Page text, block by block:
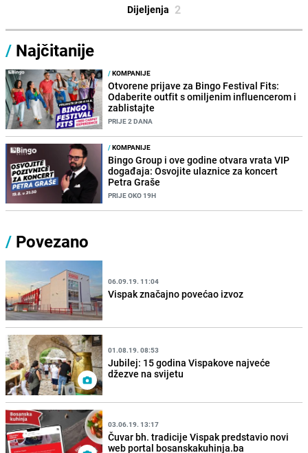
Dijeljenja 2
/ Najčitanije
/KOMPANIJE
Otvorene prijave za Bingo Festival Fits:
Odaberite outfit s omiljenim influencerom i
zablistajte
PRIJE 2 DANA
/KOMPANIJE
Bingo Group i ove godine otvara vrata VIP
događaja: Osvojite ulaznice za koncert
Petra Graše
PRIJE OKO 19H
/ Povezano
06.09.19. 11:04
Vispak značajno povećao izvoz
01.08.19. 08:53
Jubilej: 15 godina Vispakove najveće
džezve na svijetu
03.06.19. 13:17
Čuvar bh. tradicije Vispak predstavio novi
web portal bosanskakuhinja.ba